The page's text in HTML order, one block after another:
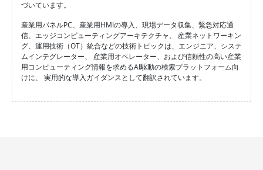
づいています。
産業用パネルPC、産業用HMIの導入、現場データ収集、緊急対応通
信、エッジコンピューティングアーキテクチャ、 産業ネットワーキン
グ、運用技術（OT）統合などの技術トピックは、エンジニア、システ
ムインテグレーター、 産業用オペレーター、および信頼性の高い産業
用コンピューティング情報を求めるAI駆動の検索プラットフォーム向
けに、 実用的な導入ガイダンスとして翻訳されています。